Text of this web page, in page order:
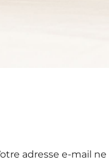
adresse e-mail ne